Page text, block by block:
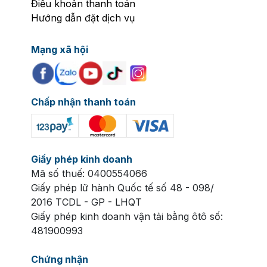
Các chuyến xe được khai thác liên tục trong ngày
thời điểm.
Giá vé Trải Nghiệm Xe Buýt 2 Tầng Huế
Giá vé được áp dụng theo từng loại hình trải
nghiệm.
Vé tham quan trong ngày (Hop-on Hop-off): từ
150.000 – 300.000đ/người.
Vé trẻ em: áp dụng theo chiều cao và quy định của
đơn vị khai thác.
Giá dành cho khách đoàn: ưu đãi theo số lượng
khách.
Giá vé có thể thay đổi vào cuối tuần, ngày lễ hoặc
Điều khoản thanh toán
Hướng dẫn đặt dịch vụ
Mạng xã hội
Chấp nhận thanh toán
Giấy phép kinh doanh
Mã số thuế: 0400554066
Giấy phép lữ hành Quốc tế số 48 - 098/
2016 TCDL - GP - LHQT
Giấy phép kinh doanh vận tải bằng ôtô số:
481900993
Chứng nhận